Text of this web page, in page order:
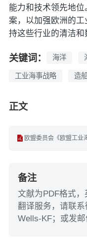
能力和技术领先地
案，以加强欧洲的
持这些行业的清洁和
关键词： 海洋
工业海事战略 造
正文
欧盟委员会《欧盟工业
备注
文献为PDF格式
翻译服务，请联
Wells-KF；或发邮